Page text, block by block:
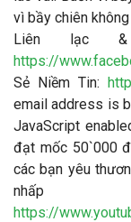
vì bầy chiên
Liên lạc &
https://
Sẻ Niềm Tin:
email address is
JavaScript
đạt mốc 50`000
các bạn yêu
nhấp
https://